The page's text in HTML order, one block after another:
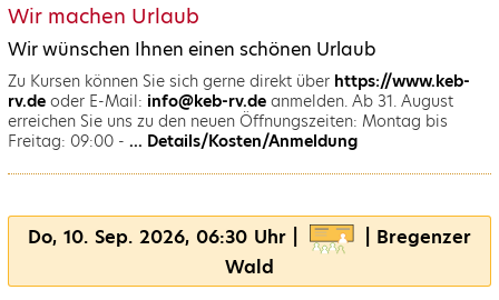
Wir machen Urlaub
Wir wünschen Ihnen einen schönen Urlaub
Zu Kursen können Sie sich gerne direkt über https://www.keb-
rv.deoder E-Mail: info@keb-rv.deanmelden. Ab 31. August
erreichen Sie uns zu den neuen Öffnungszeiten: Montag bis
Freitag: 09:00 - ... Details/Kosten/Anmeldung
Do, 10. Sep. 2026, 06:30 Uhr |
| Bregenzer
Wald